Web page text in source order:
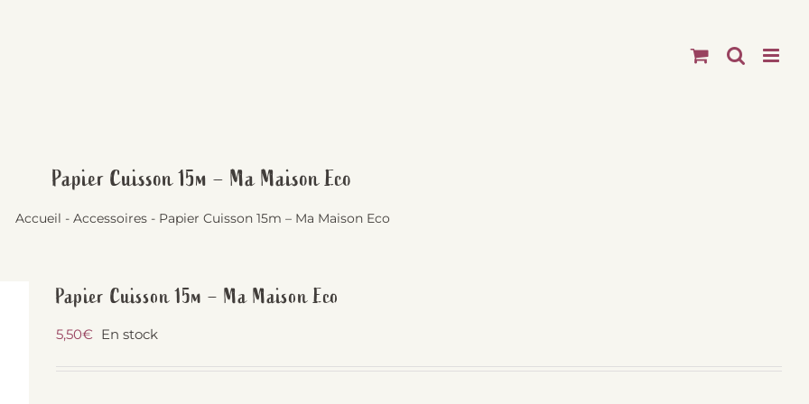
Papier Cuisson 15m – Ma Maison Eco
Accueil - Accessoires- Papier Cuisson 15m – Ma Maison Eco
Papier Cuisson 15m – Ma Maison Eco
5,50€ En stock